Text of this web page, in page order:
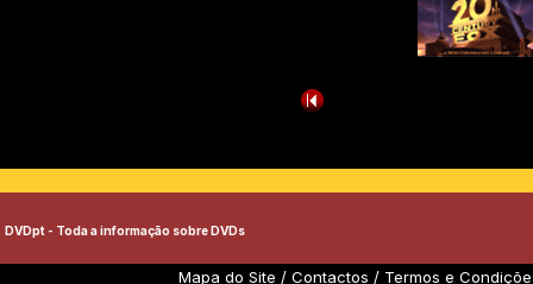
DVDpt - Toda a informação sobre DVDs
Mapa do Site / Contactos / Termos e